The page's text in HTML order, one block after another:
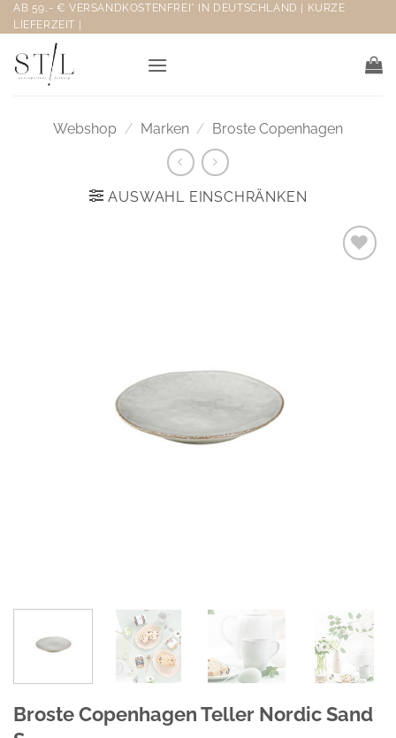
Zum
Inhalt
springen
AB 59,- € VERSANDKOSTENFREI* IN DEUTSCHLAND | KURZE
LIEFERZEIT |
Webshop / Marken / Broste Copenhagen
AUSWAHL EINSCHRÄNKEN
Broste Copenhagen Teller Nordic Sand